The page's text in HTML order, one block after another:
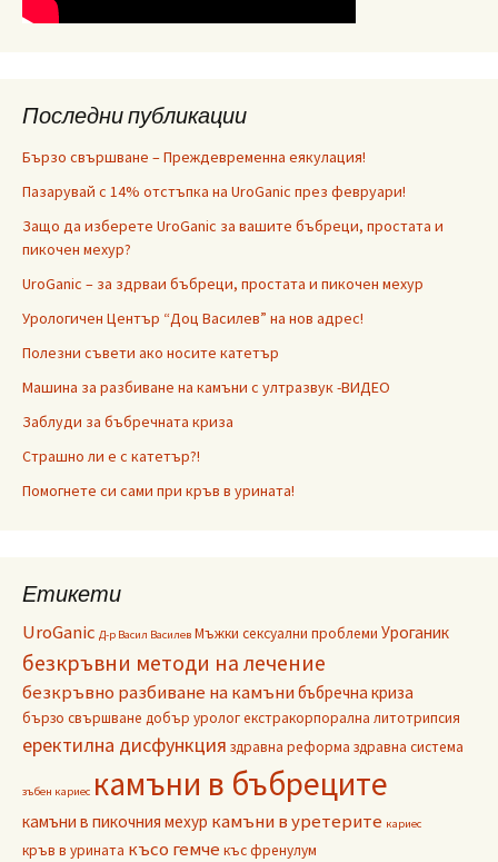
Последни публикации
Бързо свършване – Преждевременна еякулация!
Пазарувай с 14% отстъпка на UroGanic през февруари!
Защо да изберете UroGanic за вашите бъбреци, простата и
пикочен мехур?
UroGanic – за здрваи бъбреци, простата и пикочен мехур
Урологичен Център “Доц Василев” на нов адрес!
Полезни съвети ако носите катетър
Машина за разбиване на камъни с ултразвук -ВИДЕО
Заблуди за бъбречната криза
Страшно ли е с катетър?!
Помогнете си сами при кръв в урината!
Етикети
UroGanic Д-р Васил Василев Мъжки сексуални проблеми Уроганик
безкръвни методи на лечение
безкръвно разбиване на камънибъбречна криза
бързо свършване добър урологекстракорпорална литотрипсия
еректилна дисфункция здравна реформа здравна система
зъбен кариес камъни в бъбреците
камъни в пикочния мехур камъни в уретерите кариес
кръв в урината късо гемче къс френулум